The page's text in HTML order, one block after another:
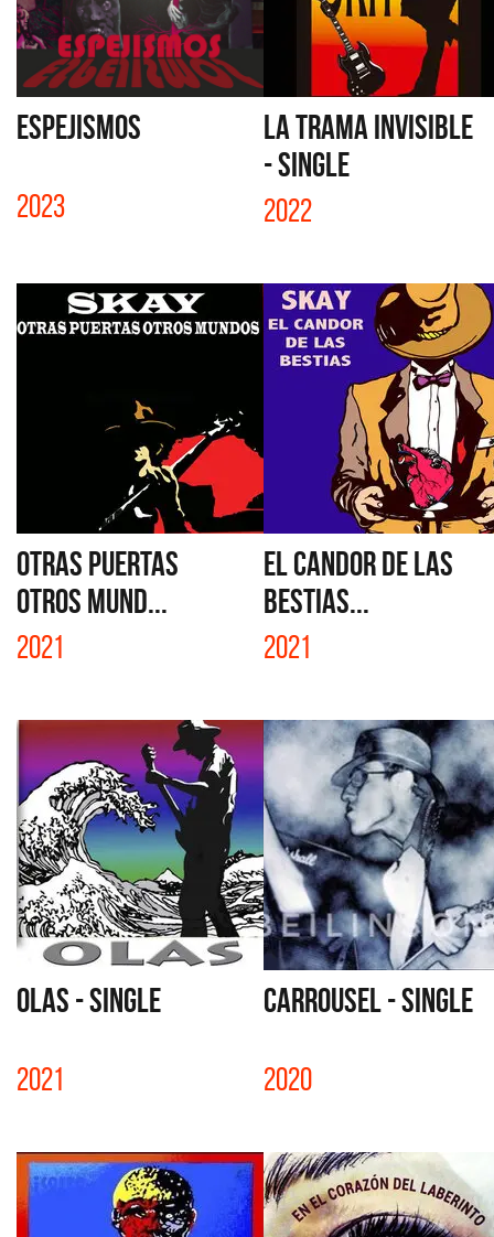
ESPEJISMOS
2023
LA TRAMA INVISIBLE
- SINGLE
2022
OTRAS PUERTAS
OTROS MUND...
2021
EL CANDOR DE LAS
BESTIAS...
2021
OLAS - SINGLE
2021
CARROUSEL - SINGLE
2020